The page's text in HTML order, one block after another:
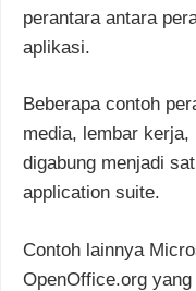
perantara antara
aplikasi.
Beberapa contoh
media, lembar kerja,
digabung menjadi
application suite.
Contoh lainnya
OpenOffice.org